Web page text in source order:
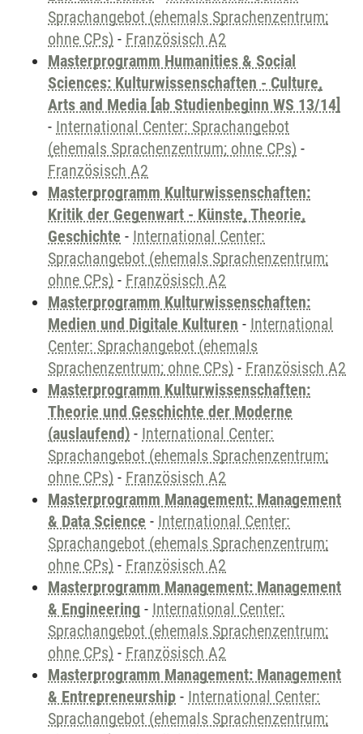
Sprachangebot (ehemals Sprachenzentrum;
ohne CPs) - Französisch A2
Masterprogramm Humanities & Social
Sciences: Kulturwissenschaften - Culture,
Arts and Media [ab Studienbeginn WS 13/14]
- International Center: Sprachangebot
(ehemals Sprachenzentrum; ohne CPs) -
Französisch A2
Masterprogramm Kulturwissenschaften:
Kritik der Gegenwart - Künste, Theorie,
Geschichte - International Center:
Sprachangebot (ehemals Sprachenzentrum;
ohne CPs) - Französisch A2
Masterprogramm Kulturwissenschaften:
Medien und Digitale Kulturen - International
Center: Sprachangebot (ehemals
Sprachenzentrum; ohne CPs) - Französisch A2
Masterprogramm Kulturwissenschaften:
Theorie und Geschichte der Moderne
(auslaufend) - International Center:
Sprachangebot (ehemals Sprachenzentrum;
ohne CPs) - Französisch A2
Masterprogramm Management: Management
& Data Science - International Center:
Sprachangebot (ehemals Sprachenzentrum;
ohne CPs) - Französisch A2
Masterprogramm Management: Management
& Engineering - International Center:
Sprachangebot (ehemals Sprachenzentrum;
ohne CPs) - Französisch A2
Masterprogramm Management: Management
& Entrepreneurship - International Center:
Sprachangebot (ehemals Sprachenzentrum;